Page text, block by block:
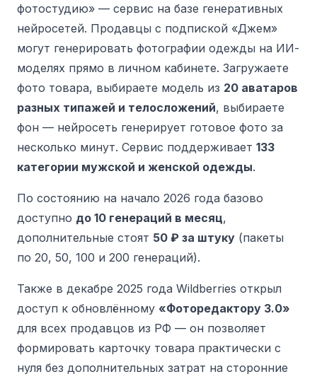
фотостудию» — сервис на базе генеративных
нейросетей. Продавцы с подпиской «Джем»
могут генерировать фотографии одежды на ИИ-
моделях прямо в личном кабинете. Загружаете
фото товара, выбираете модель из 20 аватаров
разных типажей и телосложений, выбираете
фон — нейросеть генерирует готовое фото за
несколько минут. Сервис поддерживает 133
категории мужской и женской одежды.
По состоянию на начало 2026 года базово
доступно до 10 генераций в месяц,
дополнительные стоят 50 ₽ за штуку (пакеты
по 20, 50, 100 и 200 генераций).
Также в декабре 2025 года Wildberries открыл
доступ к обновлённому «Фоторедактору 3.0»
для всех продавцов из РФ — он позволяет
формировать карточку товара практически с
нуля без дополнительных затрат на сторонние